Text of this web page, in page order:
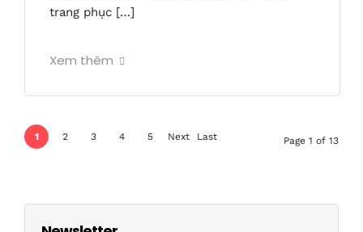
trang phục […]
Xem thêm
1 2 3 4 5 Next Last Page 1 of 13